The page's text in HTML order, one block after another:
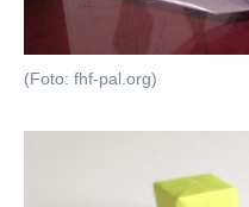
(Foto: fhf-pal.org)